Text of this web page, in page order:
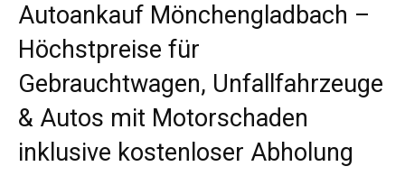
Autoankauf Mönchengladbach –
Höchstpreise für
Gebrauchtwagen, Unfallfahrzeuge
& Autos mit Motorschaden
inklusive kostenloser Abholung